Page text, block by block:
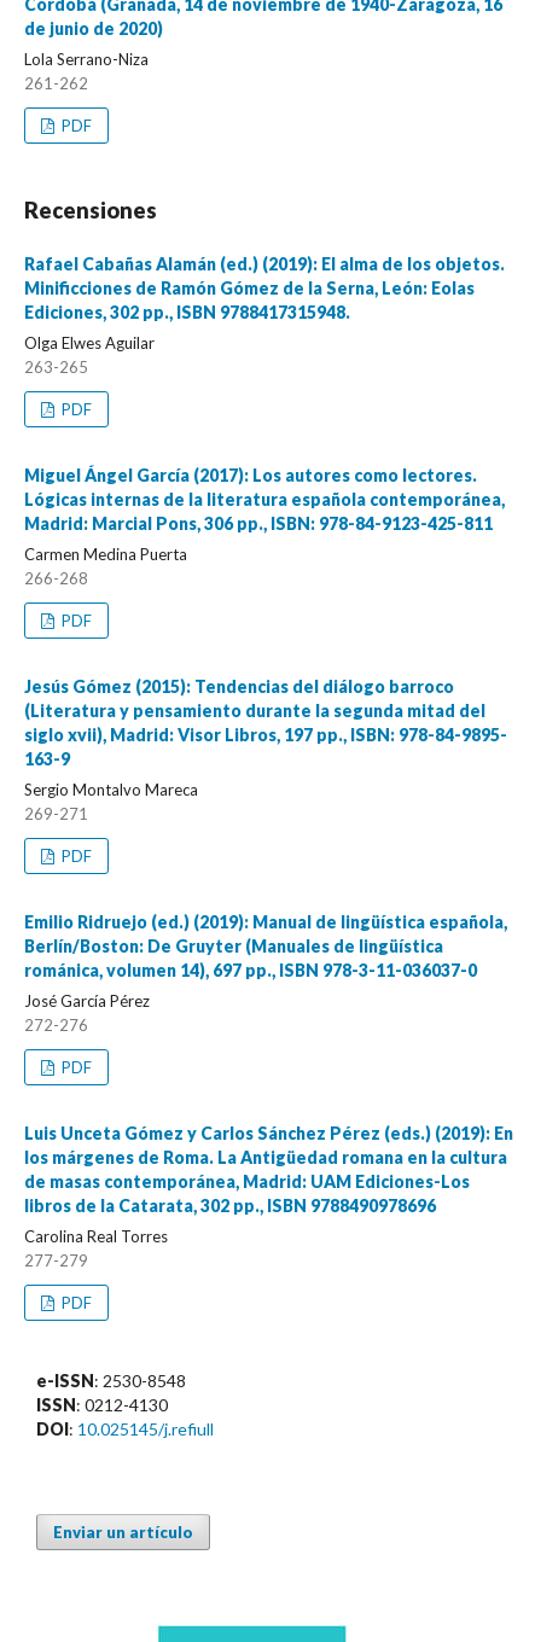
Córdoba (Granada, 14 de noviembre de 1940-Zaragoza, 16
de junio de 2020)
Lola Serrano-Niza
261-262
PDF
Recensiones
Rafael Cabañas Alamán (ed.) (2019): El alma de los objetos.
Minificciones de Ramón Gómez de la Serna, León: Eolas
Ediciones, 302 pp., ISBN 9788417315948.
Olga Elwes Aguilar
263-265
PDF
Miguel Ángel García (2017): Los autores como lectores.
Lógicas internas de la literatura española contemporánea,
Madrid: Marcial Pons, 306 pp., ISBN: 978-84-9123-425-811
Carmen Medina Puerta
266-268
PDF
Jesús Gómez (2015): Tendencias del diálogo barroco
(Literatura y pensamiento durante la segunda mitad del
siglo xvii), Madrid: Visor Libros, 197 pp., ISBN: 978-84-9895-
163-9
Sergio Montalvo Mareca
269-271
PDF
Emilio Ridruejo (ed.) (2019): Manual de lingüística española,
Berlín/Boston: De Gruyter (Manuales de lingüística
románica, volumen 14), 697 pp., ISBN 978-3-11-036037-0
José García Pérez
272-276
PDF
Luis Unceta Gómez y Carlos Sánchez Pérez (eds.) (2019): En
los márgenes de Roma. La Antigüedad romana en la cultura
de masas contemporánea, Madrid: UAM Ediciones-Los
libros de la Catarata, 302 pp., ISBN 9788490978696
Carolina Real Torres
277-279
PDF
e-ISSN: 2530-8548
ISSN: 0212-4130
DOI: 10.025145/j.refiull
Enviar un artículo